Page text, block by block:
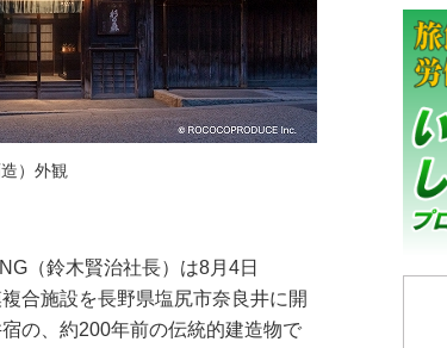
）外観
（鈴木賢治社長）は8月4日
合施設を長野県塩尻市奈良井に開
の、約200年前の伝統的建造物で